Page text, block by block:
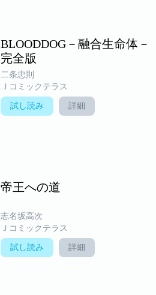
BLOODDOG－融合生命体－
完全版
二条忠則
Ｊコミックテラス
試し読み 詳細
帝王への道
志名坂高次
Ｊコミックテラス
試し読み 詳細